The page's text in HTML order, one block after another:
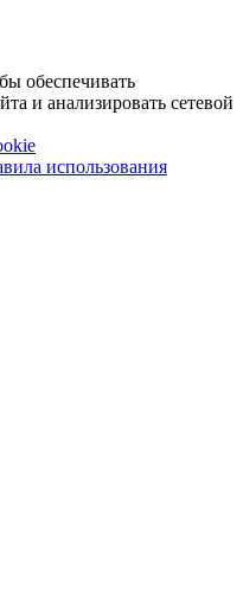
обеспечивать
и анализировать сетевой
использования